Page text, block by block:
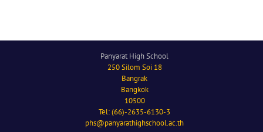
Panyarat High School
250 Silom Soi 18
Bangrak
Bangkok
10500
Tel: (66)-2635-6130-3
phs@panyarathighschool.ac.th